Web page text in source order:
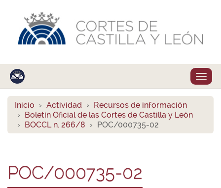
Inicio Actividad
Recursos de información
Boletín Oficial de las Cortes de Castilla y León
BOCCL n. 266/8
POC/000735-02
POC/000735-02